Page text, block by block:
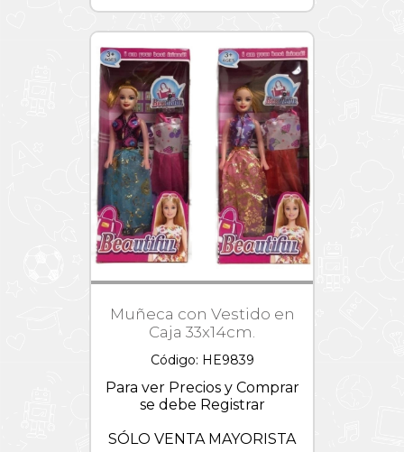
Muñeca con Vestido en
Caja 33x14cm.
Código: HE9839
Para ver Precios y Comprar
se debe Registrar
SÓLO VENTA MAYORISTA